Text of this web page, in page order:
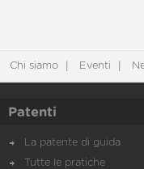
Chi siamo Eventi
Patenti
La patente di guida
Tutte le pratiche